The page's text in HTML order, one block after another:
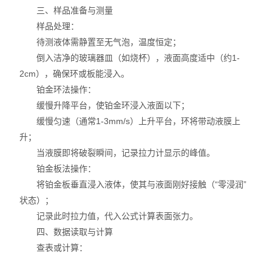
三、样品准备与测量
样品处理：
待测液体需静置至无气泡，温度恒定；
倒入洁净的玻璃器皿（如烧杯），液面高度适中（约1-
2cm），确保环或板能浸入。
铂金环法操作：
缓慢升降平台，使铂金环浸入液面以下；
缓慢匀速（通常1-3mm/s）上升平台，环将带动液膜上
升；
当液膜即将破裂瞬间，记录拉力计显示的峰值。
铂金板法操作：
将铂金板垂直浸入液体，使其与液面刚好接触（“零浸润”
状态）；
记录此时拉力值，代入公式计算表面张力。
四、数据读取与计算
查表或计算：